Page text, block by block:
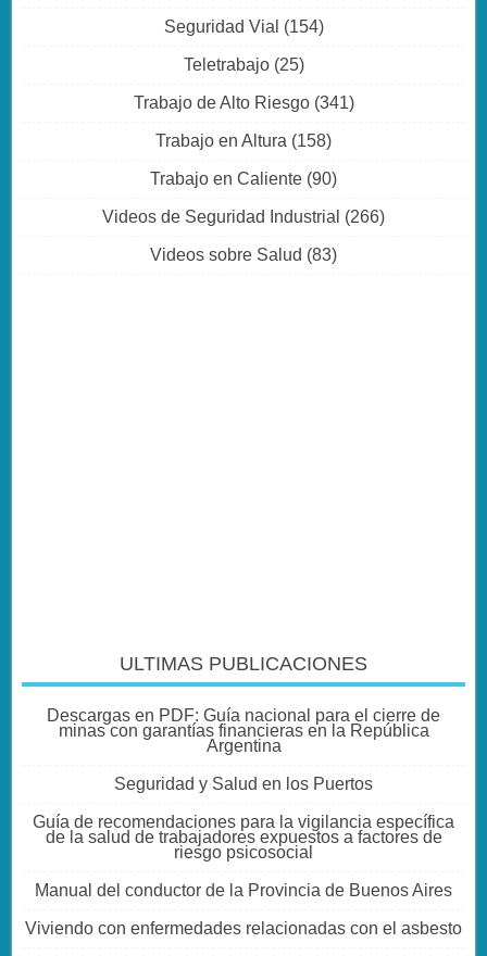
Seguridad Vial (154)
Teletrabajo(25)
Trabajo de Alto Riesgo(341)
Trabajo en Altura (158)
Trabajo en Caliente (90)
Videos de Seguridad Industrial (266)
Videos sobre Salud (83)
ULTIMAS PUBLICACIONES
Descargas en PDF: Guía nacional para el cierre de
minas con garantías financieras en la República
Argentina
Seguridad y Salud en los Puertos
Guía de recomendaciones para la vigilancia específica
de la salud de trabajadores expuestos a factores de
riesgo psicosocial
Manual del conductor de la Provincia de Buenos Aires
Viviendo con enfermedades relacionadas con el asbesto